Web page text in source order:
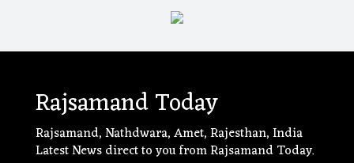
Rajsamand Today
Rajsamand, Nathdwara, Amet, Rajesthan, India
Latest News direct to you from Rajsamand Today.